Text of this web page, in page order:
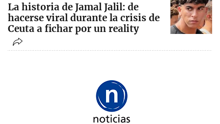
La historia de Jamal Jalil: de
hacerse viral durante la crisis de
Ceuta a fichar por un reality